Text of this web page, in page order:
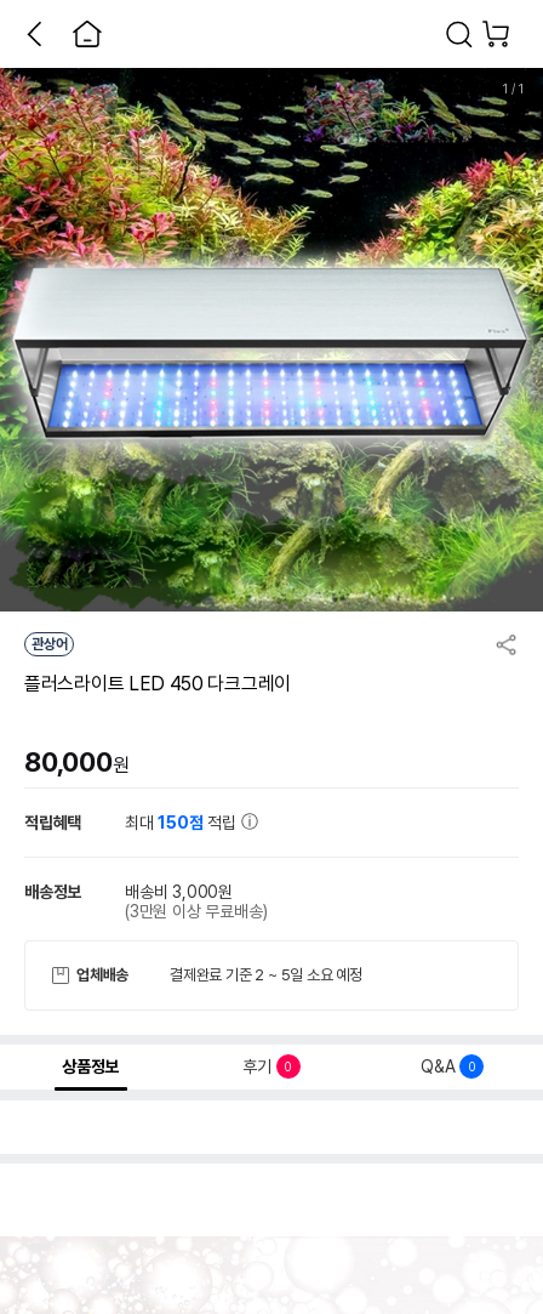
1 / 1
관상어
플러스라이트 LED 450 다크그레이
80,000원
적립혜택 최대150점 적립
배송정보
배송비 3,000원
(3만원 이상 무료배송)
업체배송 결제완료 기준 2 ~ 5일 소요 예정
상품정보 후기 0 Q&A 0